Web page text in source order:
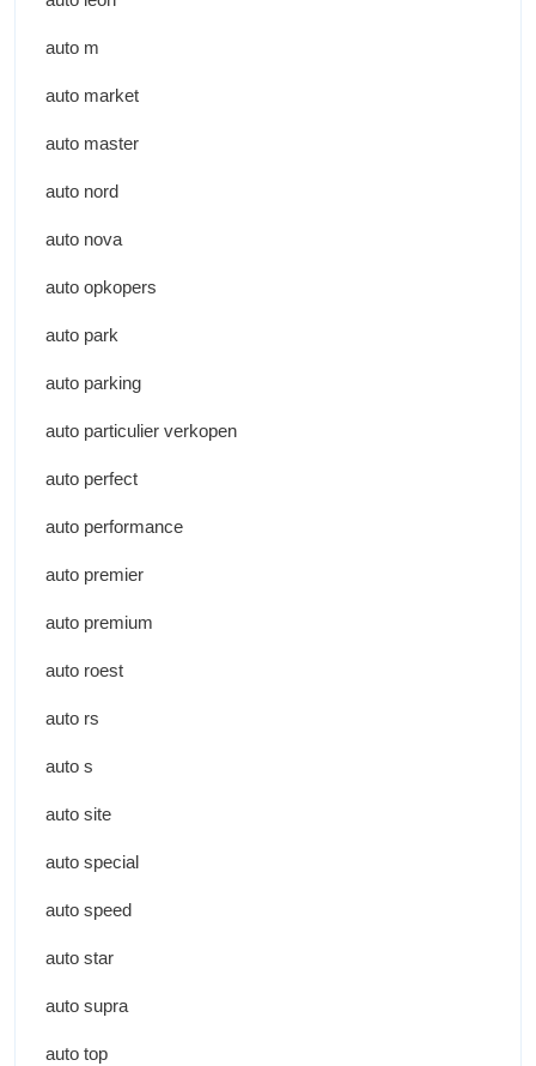
auto m
auto market
auto master
auto nord
auto nova
auto opkopers
auto park
auto parking
auto particulier verkopen
auto perfect
auto performance
auto premier
auto premium
auto roest
auto rs
auto s
auto site
auto special
auto speed
auto star
auto supra
auto top